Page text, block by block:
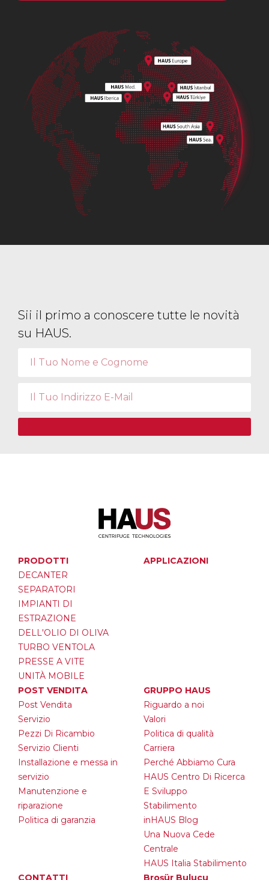
Sii il primo a conoscere tutte le novità
su HAUS.
PRODOTTI
DECANTER
SEPARATORI
IMPIANTI DI
ESTRAZIONE
DELL'OLIO DI OLIVA
TURBO VENTOLA
PRESSE A VITE
UNITÀ MOBILE
APPLICAZIONI
POST VENDITA
Post Vendita
Servizio
Pezzi Di Ricambio
Servizio Clienti
Installazione e messa in
servizio
Manutenzione e
riparazione
Politica di garanzia
GRUPPO HAUS
Riguardo a noi
Valori
Politica di qualità
Carriera
Perché Abbiamo Cura
HAUS Centro Di Ricerca
E Sviluppo
Stabilimento
inHAUS Blog
Una Nuova Cede
Centrale
HAUS Italia Stabilimento
CONTATTI
Broşür Bulucu